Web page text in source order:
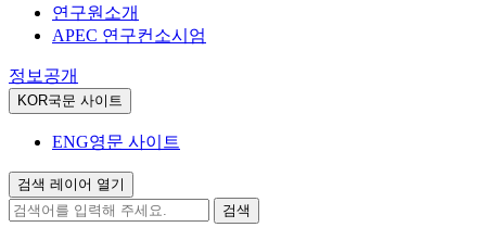
연구원소개
APEC 연구컨소시엄
정보공개
KOR국문 사이트
ENG영문 사이트
검색 레이어 열기
검색